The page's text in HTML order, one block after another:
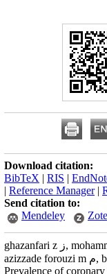
Download citation:
BibTeX | RIS |
| Reference Manager|
Send citation to:
Mendeley
ghazanfari z ز, mohammad alizade s س,
azizzade forouzi m م, bahaeddini n ن.
Prevalence of